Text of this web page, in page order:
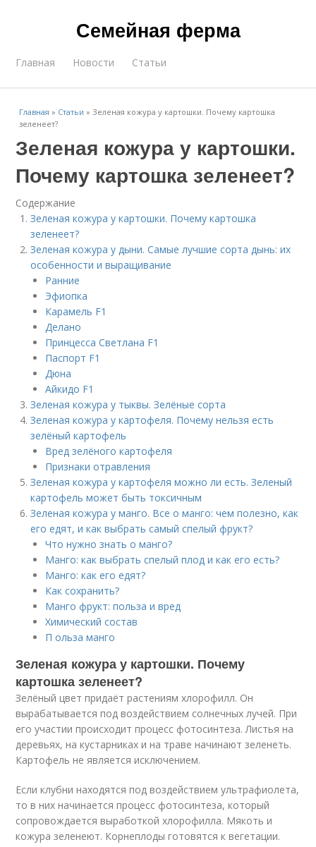
Семейная ферма
Главная Новости Статьи
Главная » Статьи »Зеленая кожура у картошки. Почему картошка
зеленеет?
Зеленая кожура у картошки.
Почему картошка зеленеет?
Содержание
Зеленая кожура у картошки. Почему картошка
зеленеет?
Зеленая кожура у дыни. Самые лучшие сорта дынь: их
особенности и выращивание
Ранние
Эфиопка
Карамель F1
Делано
Принцесса Светлана F1
Паспорт F1
Дюна
Айкидо F1
Зеленая кожура у тыквы. Зелёные сорта
Зеленая кожура у картофеля. Почему нельзя есть
зелёный картофель
Вред зелёного картофеля
Признаки отравления
Зеленая кожура у картофеля можно ли есть. Зеленый
картофель может быть токсичным
Зеленая кожура у манго. Все о манго: чем полезно, как
его едят, и как выбрать самый спелый фрукт?
Что нужно знать о манго?
Манго: как выбрать спелый плод и как его есть?
Манго: как его едят?
Как сохранить?
Манго фрукт: польза и вред
Химический состав
П ольза манго
Зеленая кожура у картошки. Почему
картошка зеленеет?
Зелёный цвет придаёт растениям хлорофилл. Он
вырабатывается под воздействием солнечных лучей. При
его участии происходит процесс фотосинтеза. Листья на
деревьях, на кустарниках и на траве начинают зеленеть.
Картофель не является исключением.
Если клубни находятся под воздействием ультрафиолета,
то в них начинается процесс фотосинтеза, который
сопровождается выработкой хлорофилла. Мякоть и
кожура зеленеют. Корнеплоды готовятся к вегетации.